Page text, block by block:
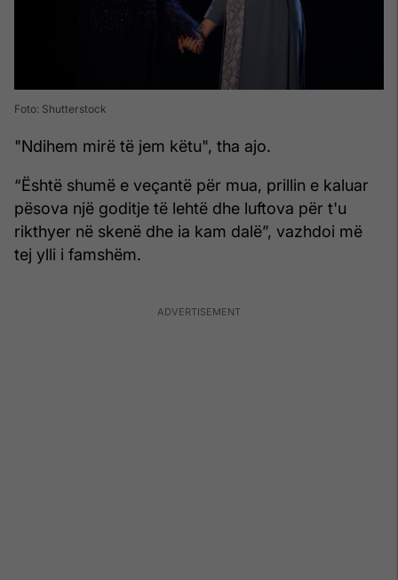
Foto: Shutterstock
"Ndihem mirë të jem këtu", tha ajo.
“Është shumë e veçantë për mua, prillin e kaluar
pësova një goditje të lehtë dhe luftova për t'u
rikthyer në skenë dhe ia kam dalë”, vazhdoi më
tej ylli i famshëm.